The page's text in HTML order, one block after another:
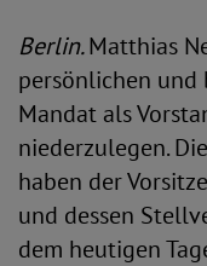
Berlin.Matthias
persönlichen und
Mandat als
niederzulegen.
haben der
und dessen
dem heutigen